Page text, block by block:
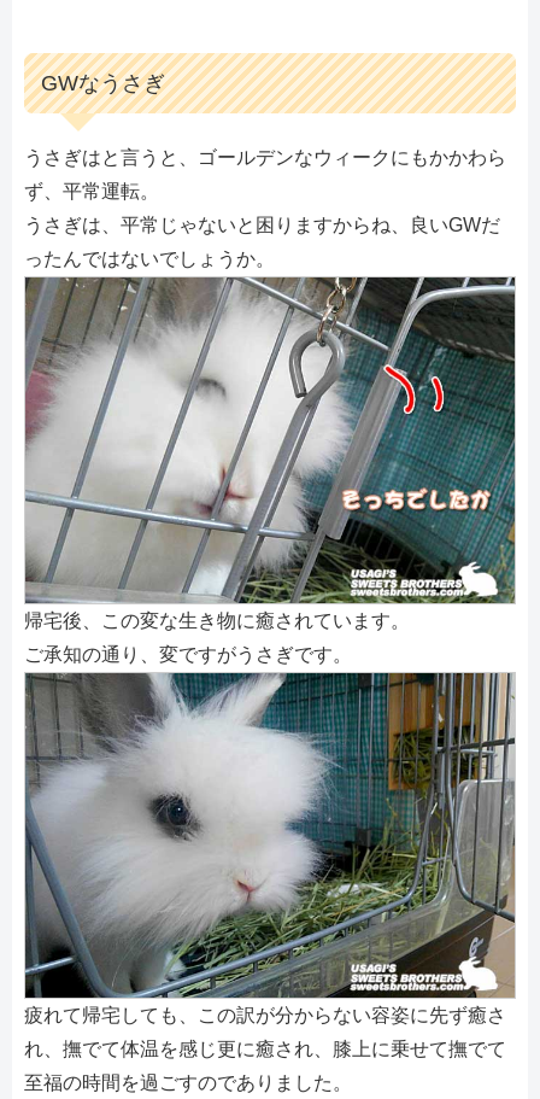
GWなうさぎ
うさぎはと言うと、ゴールデンなウィークにもかかわら
ず、平常運転。
うさぎは、平常じゃないと困りますからね、良いGWだ
ったんではないでしょうか。
帰宅後、この変な生き物に癒されています。
ご承知の通り、変ですがうさぎです。
疲れて帰宅しても、この訳が分からない容姿に先ず癒さ
れ、撫でて体温を感じ更に癒され、膝上に乗せて撫でて
至福の時間を過ごすのでありました。